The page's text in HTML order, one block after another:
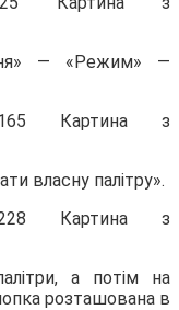
— «Режим» —
власну палітру».
а потім на
розташована в